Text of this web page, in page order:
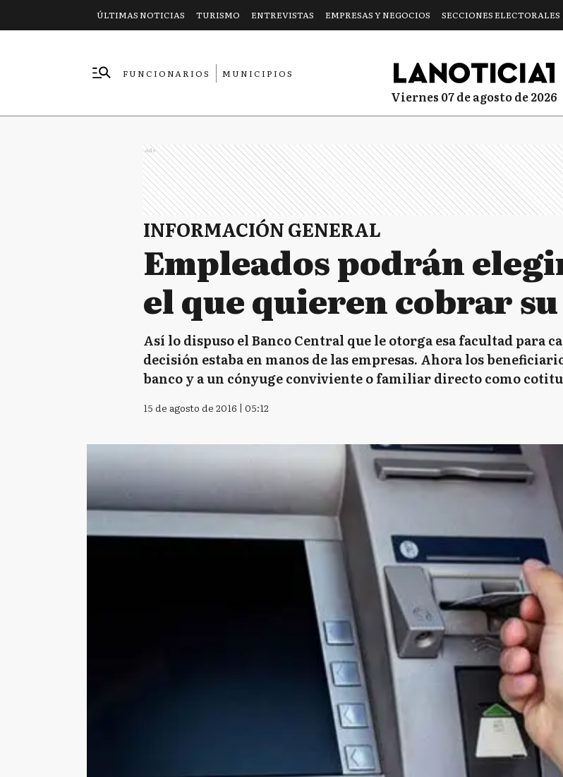
ÚLTIMAS NOTICIAS TURISMO ENTREVISTAS EMPRESAS Y NEGOCIOS SECCIONES ELECTORALES
FUNCIONARIOS
MUNICIPIOS
viernes 07 de agosto de 2026
Ads
INFORMACIÓN GENERAL
Empleados podrán
el que quieren cobrar
Así lo dispuso el Banco Central que le otorga esa facultad para
decisión estaba en manos de las empresas. Ahora los
banco y a un cónyuge conviviente o familiar directo como
15 de agosto de 2016 | 05:12